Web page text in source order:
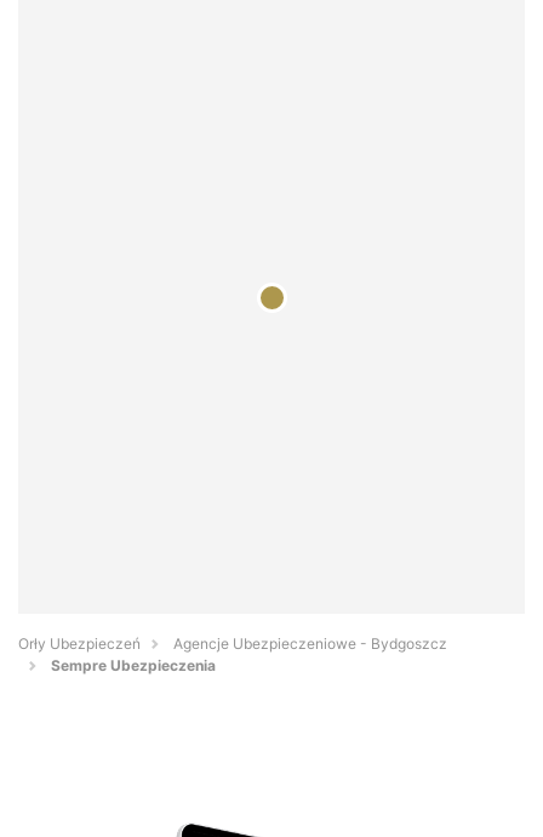
Orły Ubezpieczeń
Agencje Ubezpieczeniowe - Bydgoszcz
Sempre Ubezpieczenia